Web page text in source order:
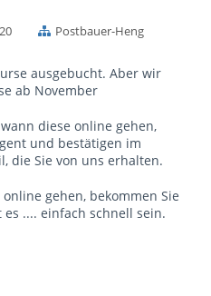
Postbauer-Heng
ausgebucht. Aber wir
ab November
diese online gehen,
und bestätigen im
die Sie von uns erhalten.
gehen, bekommen Sie
.... einfach schnell sein.